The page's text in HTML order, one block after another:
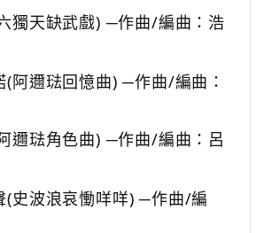
獨天缺武戲) ─作曲/編曲：浩
(阿邇琺回憶曲)─作曲/編曲：
邇琺角色曲) ─作曲/編曲：呂
(史波浪哀慟咩咩)─作曲/編